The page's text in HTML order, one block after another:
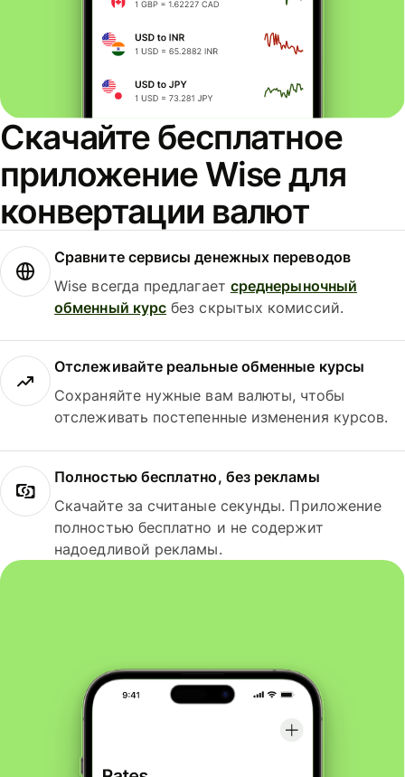
Скачайте бесплатное
приложение Wise для
конвертации валют
Сравните сервисы денежных переводов
Wise всегда предлагает среднерыночный
обменный курс без скрытых комиссий.
Отслеживайте реальные обменные курсы
Сохраняйте нужные вам валюты, чтобы
отслеживать постепенные изменения курсов.
Полностью бесплатно, без рекламы
Скачайте за считаные секунды. Приложение
полностью бесплатно и не содержит
надоедливой рекламы.